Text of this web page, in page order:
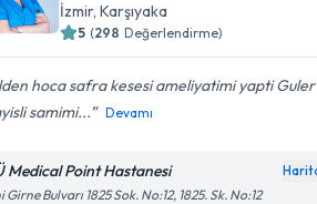
İzmir,Karşıyaka
5 (298 Değerlendirme)
hoca safra kesesi ameliyatimi yapti Guler
samimi...
Devamı
Medical Point Hastanesi
Girne Bulvarı 1825 Sok. No:12, 1825. Sk. No:12